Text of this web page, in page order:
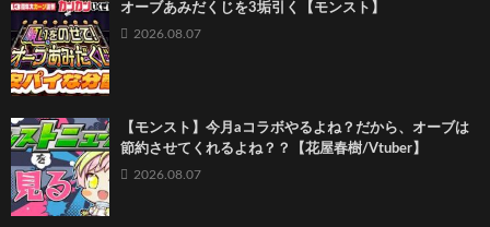
オーブあみだくじを3垢引く【モンスト】
2026.08.07
【モンスト】今月aコラボやるよね？だから、オーブは
節約させてくれるよね？？【花屋春樹/Vtuber】
2026.08.07